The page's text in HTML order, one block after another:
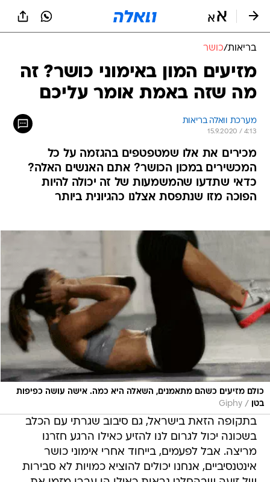
בריאות/כושר
מזיעים המון באימוני כושר? זה
מה שזה באמת אומר עליכם
מערכת וואלה בריאות
15.9.2020 / 4:13
מכירים את אלו שמטפטפים בהגזמה על כל
המכשירים במכון הכושר? אתם האנשים האלה?
כדאי שתדעו שהמשמעות של זה יכולה להיות
הפוכה מזו שנתפסת אצלנו כהגיונית ביותר
כולם מזיעים כשהם מתאמנים, השאלה היא כמה. אישה עושה כפיפות
בטן
/
Giphy
בתקופה הזאת בישראל, גם סיבוב שגרתי עם הכלב
בשכונה יכול לגרום לנו להזיע כאילו הרגע חזרנו
מריצה. אבל לפעמים, בייחוד אחרי אימוני כושר
אינטנסיביים, אנחנו יכולים להוציא כמויות לא סבירות